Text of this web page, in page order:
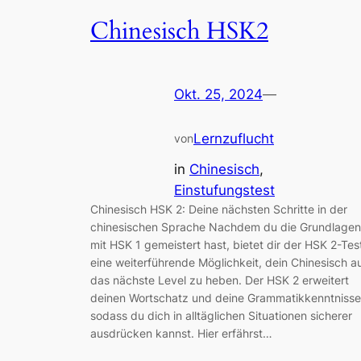
Chinesisch HSK2
Okt. 25, 2024—
vonLernzuflucht
in Chinesisch
Einstufungstest
Chinesisch HSK 2: Deine nächsten Schritte in der
chinesischen Sprache Nachdem du die Grundlagen
mit HSK 1 gemeistert hast, bietet dir der HSK 2-
eine weiterführende Möglichkeit, dein Chinesisch
das nächste Level zu heben. Der HSK 2 erweitert
deinen Wortschatz und deine
sodass du dich in alltäglichen Situationen sicherer
ausdrücken kannst. Hier erfährst…